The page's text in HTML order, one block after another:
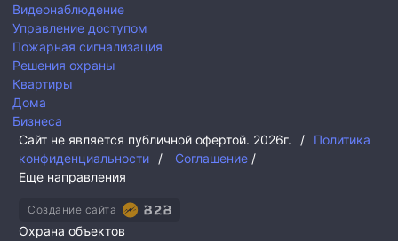
Видеонаблюдение
Управление доступом
Пожарная сигнализация
Решения охраны
Квартиры
Дома
Бизнеса
Сайт не является публичной офертой. 2026г. /
Политика
конфиденциальности
/ Соглашение /
Еще направления
Создание сайта
Охрана объектов